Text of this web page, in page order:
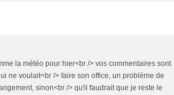
la météo pour hier<br /> vos commentaires sont
ne voulait<br /> faire son office, un problème de
sinon<br /> qu'il faudrait que je reste le